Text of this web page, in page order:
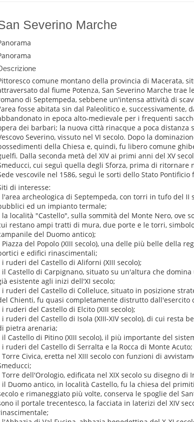
Severino Marche
comune montano della provincia di Macerata,
dal fiume Potenza, San Severino Marche
di Septempeda, sebbene un'intensa attività di
fosse abitata sin dal Paleolitico e, successivamente,
in epoca alto-medievale per i frequenti
dei barbari; la nuova città rinacque a poca
Severino, vissuto nel VI secolo. Dopo la
della Chiesa e, quindi, fu libero comune
Dalla seconda metà del XIV ai primi anni del XV
cui seguì quella degli Sforza, prima di ritornare
vescovile nel 1586, seguì le sorti dello Stato
di interesse:
l'area archeologica di Septempeda, con torri in tufo del II
ed un impianto termale;
la località "Castello", sulla sommità del Monte Nero, ove
restano ampi tratti di mura, due porte e le torri,
del Duomo antico);
Piazza del Popolo (XIII secolo), una delle più belle della
e edifici rinascimentali;
i ruderi del Castello di Aliforni (XIII secolo);
il Castello di Carpignano, situato su un'altura che
esistente agli inizi dell'XI secolo;
i ruderi del Castello di Colleluce, situato in posizione
Chienti, fu quasi completamente distrutto dall'esercito
i ruderi del Castello di Elcito (XIII secolo);
i ruderi del Castello di Isola (XIII-XIV secolo), di cui resta
pietra arenaria;
il Castello di Pitino (XIII secolo), il più importante del
i ruderi del Castello di Serralta e la Rocca di Monte Acuto;
Torre Civica, eretta nel XIII secolo con funzioni di
Torre dell'Orologio, edificata nel XIX secolo su disegno di
il Duomo antico, in località Castello, fu la chiesa del
e rimaneggiato più volte, conserva le spoglie del
il portale trecentesco, la facciata in laterizi del XIV